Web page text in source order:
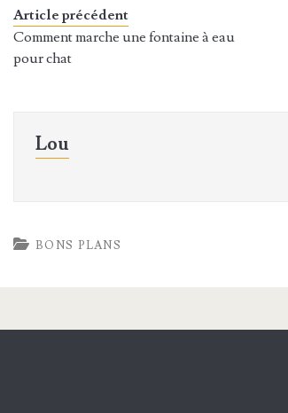
Article précédent
Comment marche une fontaine à eau
pour chat
Lou
BONS PLANS